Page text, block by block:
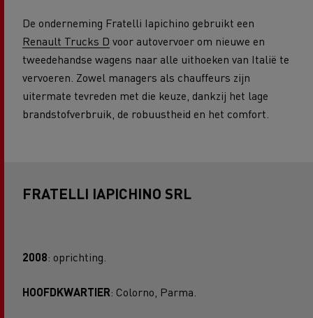
De onderneming Fratelli Iapichino gebruikt een
Renault Trucks D voor autovervoer om nieuwe en
tweedehandse wagens naar alle uithoeken van Italië te
vervoeren. Zowel managers als chauffeurs zijn
uitermate tevreden met die keuze, dankzij het lage
brandstofverbruik, de robuustheid en het comfort.
FRATELLI IAPICHINO SRL
2008: oprichting.
HOOFDKWARTIER: Colorno, Parma.